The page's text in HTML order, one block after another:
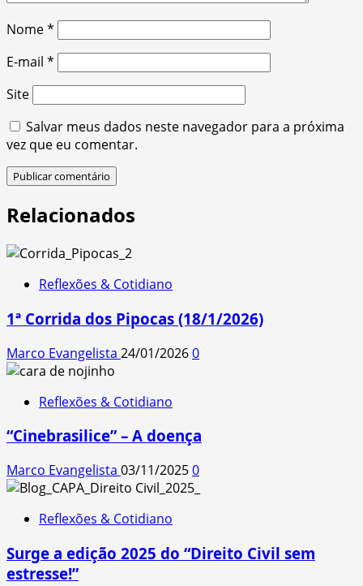
Nome*
E-mail *
Site
Salvar meus dados neste navegador para a próxima
vez que eu comentar.
Relacionados
Reflexões & Cotidiano
1ª Corrida dos Pipocas (18/1/2026)
Marco Evangelista 24/01/20260
Reflexões & Cotidiano
“Cinebrasilice” – A doença
Marco Evangelista 03/11/20250
Reflexões & Cotidiano
Surge a edição 2025 do “Direito Civil sem
estresse!”